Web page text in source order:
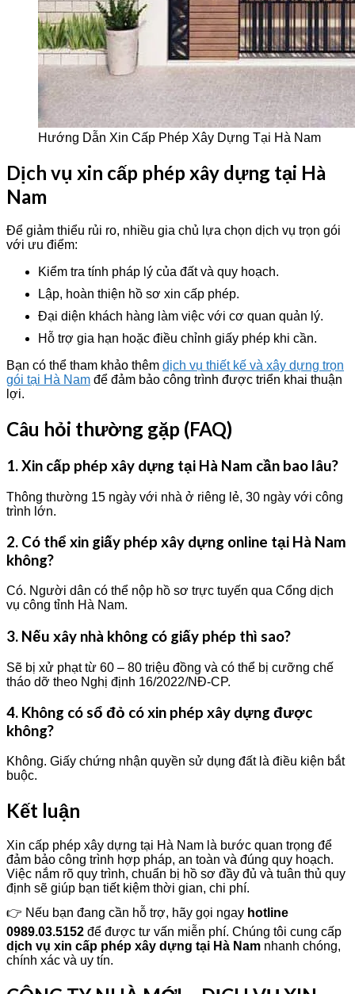
Hướng Dẫn Xin Cấp Phép Xây Dựng Tại Hà Nam
Dịch vụ xin cấp phép xây dựng tại Hà
Nam
Để giảm thiểu rủi ro, nhiều gia chủ lựa chọn dịch vụ trọn gói
với ưu điểm:
Kiểm tra tính pháp lý của đất và quy hoạch.
Lập, hoàn thiện hồ sơ xin cấp phép.
Đại diện khách hàng làm việc với cơ quan quản lý.
Hỗ trợ gia hạn hoặc điều chỉnh giấy phép khi cần.
Bạn có thể tham khảo thêm dịch vụ thiết kế và xây dựng trọn
gói tại Hà Nam để đảm bảo công trình được triển khai thuận
lợi.
Câu hỏi thường gặp (FAQ)
1. Xin cấp phép xây dựng tại Hà Nam cần bao lâu?
Thông thường 15 ngày với nhà ở riêng lẻ, 30 ngày với công
trình lớn.
2. Có thể xin giấy phép xây dựng online tại Hà Nam
không?
Có. Người dân có thể nộp hồ sơ trực tuyến qua Cổng dịch
vụ công tỉnh Hà Nam.
3. Nếu xây nhà không có giấy phép thì sao?
Sẽ bị xử phạt từ 60 – 80 triệu đồng và có thể bị cưỡng chế
tháo dỡ theo Nghị định 16/2022/NĐ-CP.
4. Không có sổ đỏ có xin phép xây dựng được
không?
Không. Giấy chứng nhận quyền sử dụng đất là điều kiện bắt
buộc.
Kết luận
Xin cấp phép xây dựng tại Hà Nam là bước quan trọng để
đảm bảo công trình hợp pháp, an toàn và đúng quy hoạch.
Việc nắm rõ quy trình, chuẩn bị hồ sơ đầy đủ và tuân thủ quy
định sẽ giúp bạn tiết kiệm thời gian, chi phí.
👉 Nếu bạn đang cần hỗ trợ, hãy gọi ngay hotline
0989.03.5152 để được tư vấn miễn phí. Chúng tôi cung cấp
dịch vụ xin cấp phép xây dựng tại Hà Nam nhanh chóng,
chính xác và uy tín.